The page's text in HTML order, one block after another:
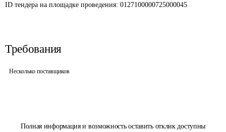
Полная информация и возможность оставить отклик доступны
ID тендера на площадке проведения: 0127100000725000045
Требования
Несколько поставщиков